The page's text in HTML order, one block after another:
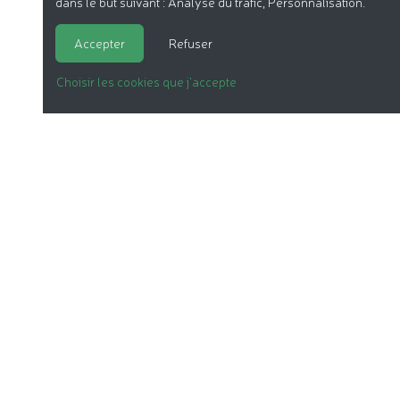
Accepter Refuser
Choisir les cookies que j'accepte